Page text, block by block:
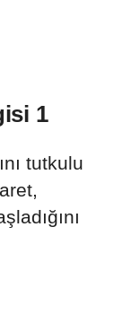
1
tutkulu